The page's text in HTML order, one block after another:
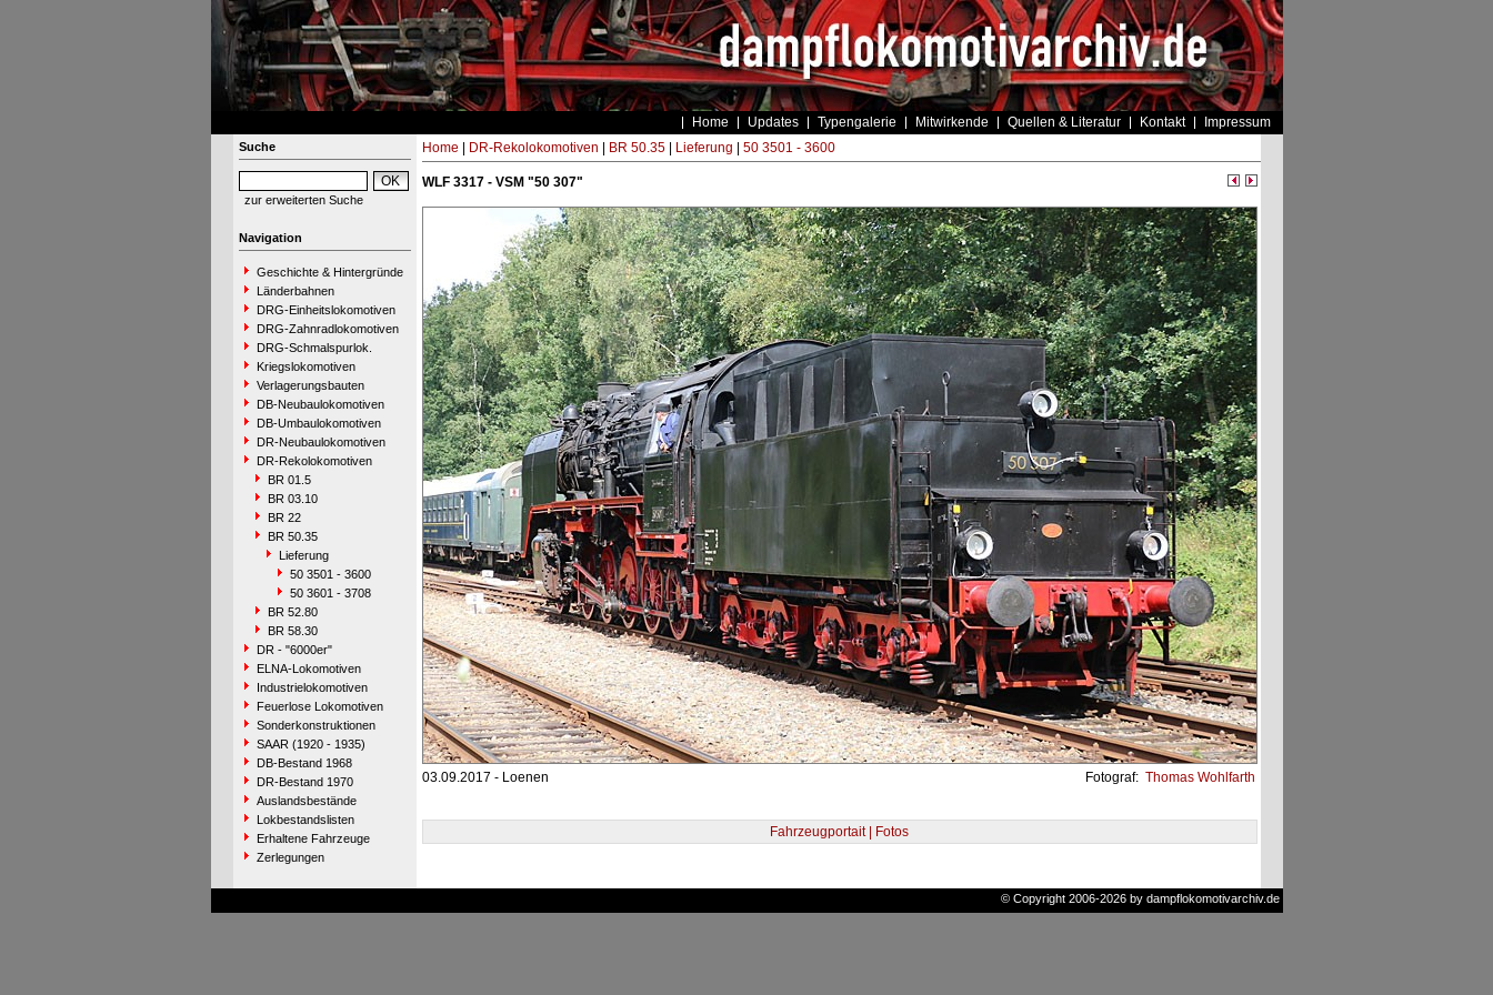
Home Updates Typengalerie Mitwirkende Quellen & Literatur Kontakt Impressum
Suche
zur erweiterten Suche
Navigation
Geschichte & Hintergründe
Länderbahnen
DRG-Einheitslokomotiven
DRG-Zahnradlokomotiven
DRG-Schmalspurlok.
Kriegslokomotiven
Verlagerungsbauten
DB-Neubaulokomotiven
DB-Umbaulokomotiven
DR-Neubaulokomotiven
DR-Rekolokomotiven
BR 01.5
BR 03.10
BR 22
BR 50.35
Lieferung
50 3501 - 3600
50 3601 - 3708
BR 52.80
BR 58.30
DR - "6000er"
ELNA-Lokomotiven
Industrielokomotiven
Feuerlose Lokomotiven
Sonderkonstruktionen
SAAR (1920 - 1935)
DB-Bestand 1968
DR-Bestand 1970
Auslandsbestände
Lokbestandslisten
Erhaltene Fahrzeuge
Zerlegungen
Home DR-Rekolokomotiven BR 50.35| Lieferung 50 3501 - 3600
WLF 3317 - VSM "50 307"
03.09.2017 - Loenen Fotograf: Thomas Wohlfarth
Fahrzeugportait | Fotos
© Copyright 2006-2026 by dampflokomotivarchiv.de